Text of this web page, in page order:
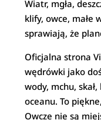
Wiatr, mgła,
klify, owce, małe
sprawiają, że
Oficjalna strona
wędrówki jako
wody, mchu,
oceanu. To
Owcze nie są